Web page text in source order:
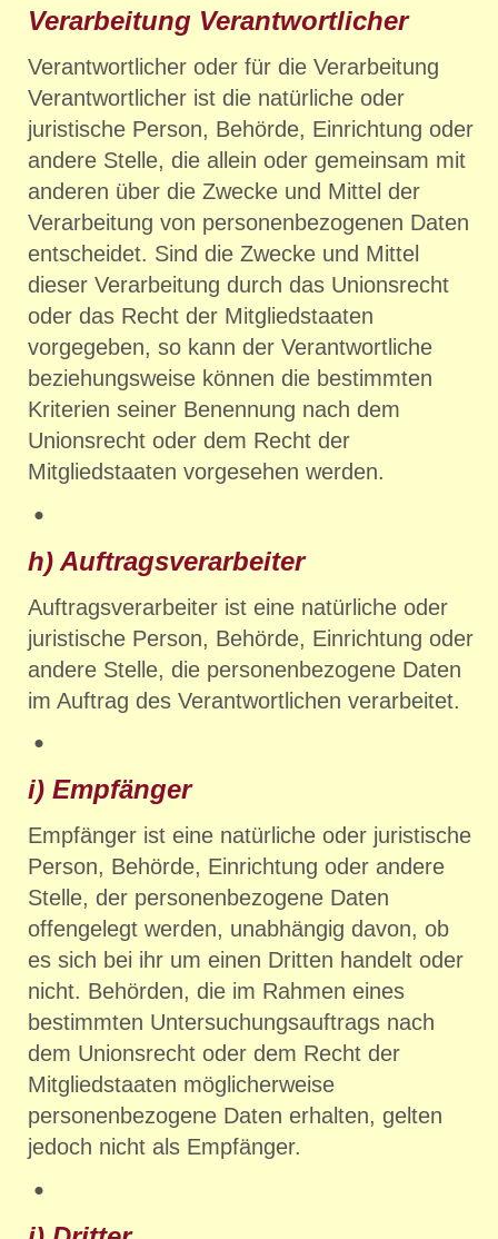
Verarbeitung Verantwortlicher
Verantwortlicher oder für die Verarbeitung
Verantwortlicher ist die natürliche oder
juristische Person, Behörde, Einrichtung oder
andere Stelle, die allein oder gemeinsam mit
anderen über die Zwecke und Mittel der
Verarbeitung von personenbezogenen Daten
entscheidet. Sind die Zwecke und Mittel
dieser Verarbeitung durch das Unionsrecht
oder das Recht der Mitgliedstaaten
vorgegeben, so kann der Verantwortliche
beziehungsweise können die bestimmten
Kriterien seiner Benennung nach dem
Unionsrecht oder dem Recht der
Mitgliedstaaten vorgesehen werden.
h) Auftragsverarbeiter
Auftragsverarbeiter ist eine natürliche oder
juristische Person, Behörde, Einrichtung oder
andere Stelle, die personenbezogene Daten
im Auftrag des Verantwortlichen verarbeitet.
i) Empfänger
Empfänger ist eine natürliche oder juristische
Person, Behörde, Einrichtung oder andere
Stelle, der personenbezogene Daten
offengelegt werden, unabhängig davon, ob
es sich bei ihr um einen Dritten handelt oder
nicht. Behörden, die im Rahmen eines
bestimmten Untersuchungsauftrags nach
dem Unionsrecht oder dem Recht der
Mitgliedstaaten möglicherweise
personenbezogene Daten erhalten, gelten
jedoch nicht als Empfänger.